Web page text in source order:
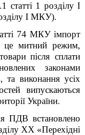
статті 1 розділу I
I МКУ).
74 МКУ імпорт
це митний режим,
після сплати
законами
та виконання усіх
випускаються
України.
ПДВ встановлено
XX «Перехідні